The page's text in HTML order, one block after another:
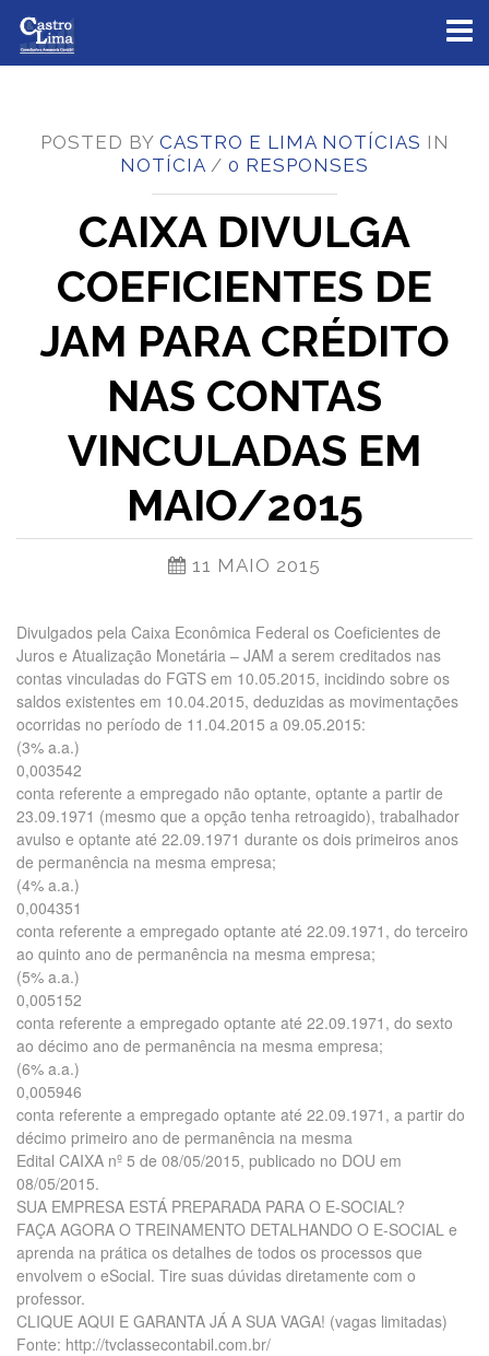
POSTED BY CASTRO E LIMA NOTÍCIAS IN
NOTÍCIA / 0 RESPONSES
CAIXA DIVULGA
COEFICIENTES DE
JAM PARA CRÉDITO
NAS CONTAS
VINCULADAS EM
MAIO/2015
11 MAIO 2015
Divulgados pela Caixa Econômica Federal os Coeficientes de
Juros e Atualização Monetária – JAM a serem creditados nas
contas vinculadas do FGTS em 10.05.2015, incidindo sobre os
saldos existentes em 10.04.2015, deduzidas as movimentações
ocorridas no período de 11.04.2015 a 09.05.2015:
(3% a.a.)
0,003542
conta referente a empregado não optante, optante a partir de
23.09.1971 (mesmo que a opção tenha retroagido), trabalhador
avulso e optante até 22.09.1971 durante os dois primeiros anos
de permanência na mesma empresa;
(4% a.a.)
0,004351
conta referente a empregado optante até 22.09.1971, do terceiro
ao quinto ano de permanência na mesma empresa;
(5% a.a.)
0,005152
conta referente a empregado optante até 22.09.1971, do sexto
ao décimo ano de permanência na mesma empresa;
(6% a.a.)
0,005946
conta referente a empregado optante até 22.09.1971, a partir do
décimo primeiro ano de permanência na mesma
Edital CAIXA nº 5 de 08/05/2015, publicado no DOU em
08/05/2015.
SUA EMPRESA ESTÁ PREPARADA PARA O E-SOCIAL?
FAÇA AGORA O TREINAMENTO DETALHANDO O E-SOCIAL e
aprenda na prática os detalhes de todos os processos que
envolvem o eSocial. Tire suas dúvidas diretamente com o
professor.
CLIQUE AQUI E GARANTA JÁ A SUA VAGA! (vagas limitadas)
Fonte: http://tvclassecontabil.com.br/